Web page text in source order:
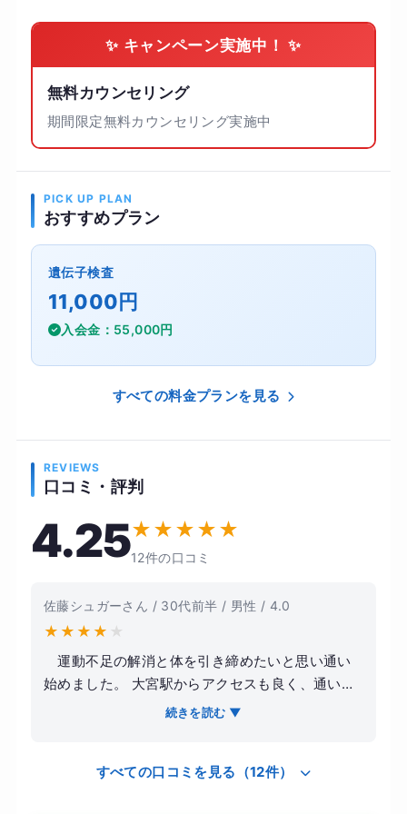
✨ キャンペーン実施中！ ✨
無料カウンセリング
期間限定無料カウンセリング実施中
PICK UP PLAN
おすすめプラン
遺伝子検査
11,000円
入会金：55,000円
すべての料金プランを見る
REVIEWS
口コミ・評判
4.25★★★★★
12件の口コミ
佐藤シュガーさん / 30代前半 / 男性 / 4.0
★ ★ ★ ★ ★
運動不足の解消と体を引き締めたいと思い通い
始めました。 大宮駅からアクセスも良く、通いや
すい立地だったのが決め手です。 トレーナーの方
い込む感じではなく、自分のペースに合わせて進
続きを読む ▼
すべての口コミを見る（12件）